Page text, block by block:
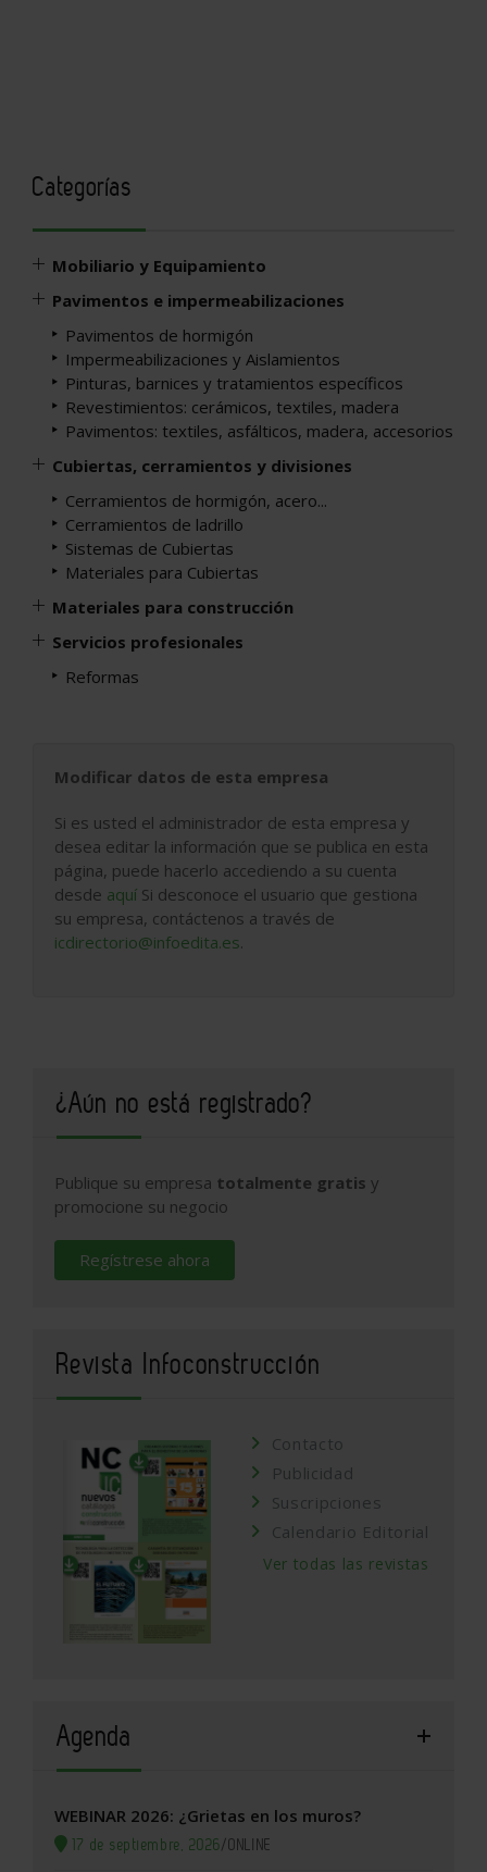
Categorías
Mobiliario y Equipamiento
Pavimentos e impermeabilizaciones
Pavimentos de hormigón
Impermeabilizaciones y Aislamientos
Pinturas, barnices y tratamientos específicos
Revestimientos: cerámicos, textiles, madera
Pavimentos: textiles, asfálticos, madera, accesorios
Cubiertas, cerramientos y divisiones
Cerramientos de hormigón, acero...
Cerramientos de ladrillo
Sistemas de Cubiertas
Materiales para Cubiertas
Materiales para construcción
Servicios profesionales
Reformas
Modificar datos de esta empresa
Si es usted el administrador de esta empresa y
desea editar la información que se publica en esta
página, puede hacerlo accediendo a su cuenta
desde aquí Si desconoce el usuario que gestiona
su empresa, contáctenos a través de
icdirectorio@infoedita.es.
¿Aún no está registrado?
Publique su empresa totalmente gratis y
promocione su negocio
Regístrese ahora
Revista Infoconstrucción
Contacto
Publicidad
Suscripciones
Calendario Editorial
Ver todas las revistas
Agenda
WEBINAR 2026: ¿Grietas en los muros?
17 de septiembre, 2026/ONLINE